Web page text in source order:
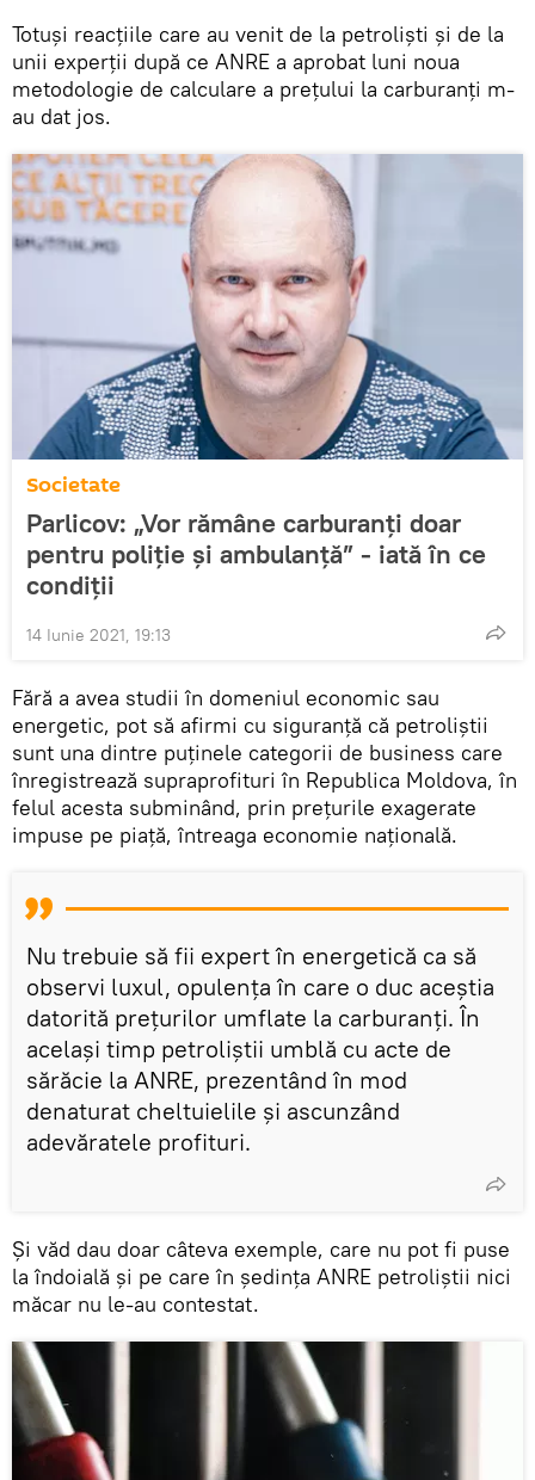
Totuși reacțiile care au venit de la petroliști și de la
unii experții după ce ANRE a aprobat luni noua
metodologie de calculare a prețului la carburanți m-
au dat jos.
Societate
Parlicov: „Vor rămâne carburanți doar
pentru poliție și ambulanță” - iată în ce
condiții
14 Iunie 2021, 19:13
Fără a avea studii în domeniul economic sau
energetic, pot să afirmi cu siguranță că petroliștii
sunt una dintre puținele categorii de business care
înregistrează supraprofituri în Republica Moldova, în
felul acesta subminând, prin prețurile exagerate
impuse pe piață, întreaga economie națională.
Nu trebuie să fii expert în energetică ca să
observi luxul, opulența în care o duc aceștia
datorită prețurilor umflate la carburanți. În
același timp petroliștii umblă cu acte de
sărăcie la ANRE, prezentând în mod
denaturat cheltuielile și ascunzând
adevăratele profituri.
Și văd dau doar câteva exemple, care nu pot fi puse
la îndoială și pe care în ședința ANRE petroliștii nici
măcar nu le-au contestat.